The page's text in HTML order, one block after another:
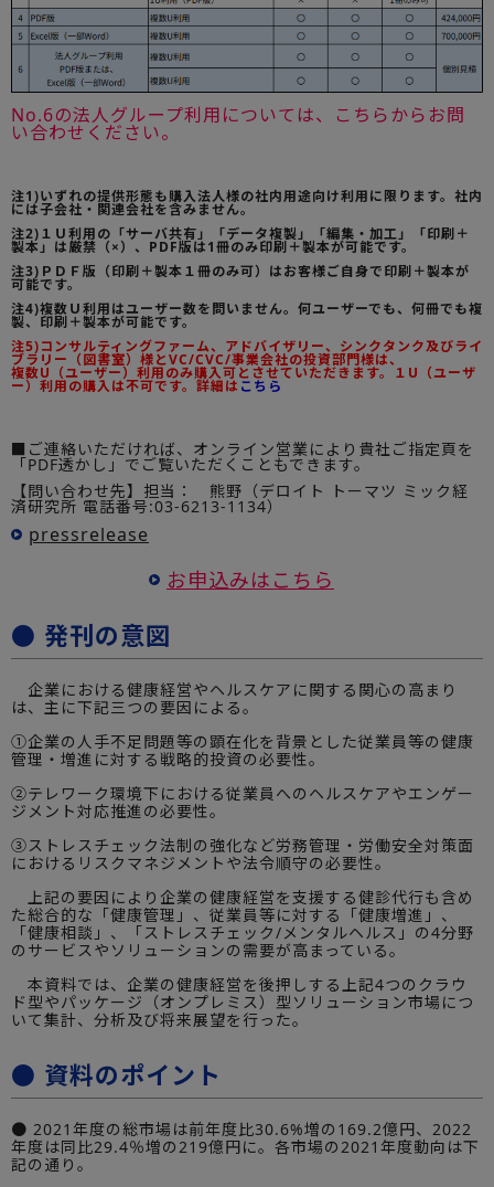
No.6の法人グループ利用については、こちらからお問
い合わせください。
注1)いずれの提供形態も購入法人様の社内用途向け利用に限ります。社内
には子会社・関連会社を含みません。
注2)１Ｕ利用の「サーバ共有」「データ複製」「編集・加工」「印刷＋
製本」は厳禁（×）、PDF版は1冊のみ印刷＋製本が可能です。
注3)ＰＤＦ版（印刷＋製本１冊のみ可）はお客様ご自身で印刷＋製本が
可能です。
注4)複数Ｕ利用はユーザー数を問いません。何ユーザーでも、何冊でも複
製、印刷＋製本が可能です。
注5)コンサルティングファーム、アドバイザリー、シンクタンク及びライ
ブラリー（図書室）様とVC/CVC/事業会社の投資部門様は、
複数U（ユーザー）利用のみ購入可とさせていただきます。１U（ユーザ
ー）利用の購入は不可です。詳細は こちら
■ご連絡いただければ、オンライン営業により貴社ご指定頁を
「PDF透かし」でご覧いただくこともできます。
【問い合わせ先】担当： 熊野（デロイト トーマツ ミック経
済研究所 電話番号:03-6213-1134）
pressrelease
お申込みはこちら
● 発刊の意図
企業における健康経営やヘルスケアに関する関心の高まり
は、主に下記三つの要因による。
①企業の人手不足問題等の顕在化を背景とした従業員等の健康
管理・増進に対する戦略的投資の必要性。
②テレワーク環境下における従業員へのヘルスケアやエンゲー
ジメント対応推進の必要性。
③ストレスチェック法制の強化など労務管理・労働安全対策面
におけるリスクマネジメントや法令順守の必要性。
上記の要因により企業の健康経営を支援する健診代行も含め
た総合的な「健康管理」、従業員等に対する「健康増進」、
「健康相談」、「ストレスチェック/メンタルヘルス」の4分野
のサービスやソリューションの需要が高まっている。
本資料では、企業の健康経営を後押しする上記4つのクラウ
ド型やパッケージ（オンプレミス）型ソリューション市場につ
いて集計、分析及び将来展望を行った。
● 資料のポイント
● 2021年度の総市場は前年度比30.6%増の169.2億円、2022
年度は同比29.4％増の219億円に。各市場の2021年度動向は下
記の通り。